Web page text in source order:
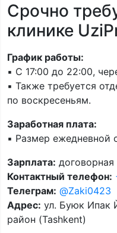
Срочно
клинике
График работы:
▪️ С 17:00 до 22:00,
▪️ Также требуется
по воскресеньям.
Заработная плата:
▪️ Размер ежедневной
Зарплата: договорная
Контактный телефон:
Телеграм: @Zaki0423
Адрес: ул. Буюк Ипак
район (Tashkent)